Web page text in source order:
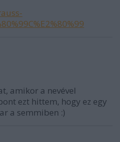
amikor a nevével
ezt hittem, hogy ez egy
a semmiben :)